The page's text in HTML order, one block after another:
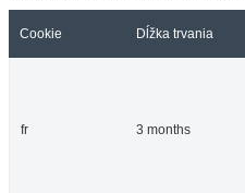
Cookie Dĺžka trvania
fr 3 months